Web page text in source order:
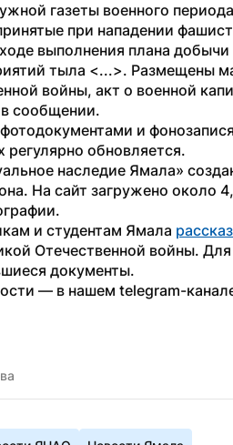
газеты военного
при нападении
выполнения плана
тыла <...>. Размещены
войны, акт о военной
сообщении.
и
регулярно обновляется.
наследие Ямала»
На сайт загружено около
и студентам Ямала
Отечественной войны.
документы.
— в нашем telegram-